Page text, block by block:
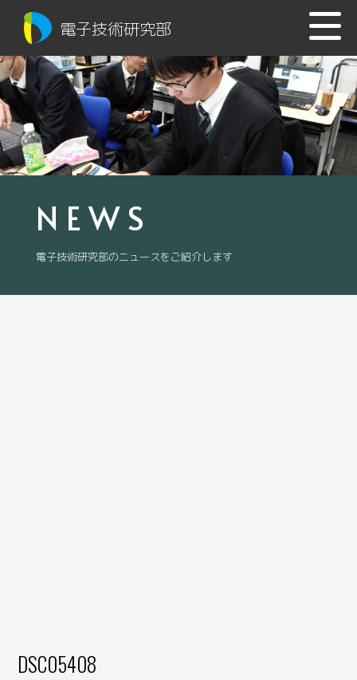
電子技術研究部
NEWS
電子技術研究部のニュースをご紹介します
DSC05408